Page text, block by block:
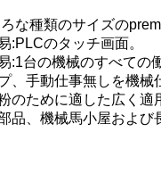
な種類のサイズの
:PLCのタッチ画面。
:1台の機械のすべての
、手動仕事無しを機械
のために適した広く適
品、機械馬小屋および